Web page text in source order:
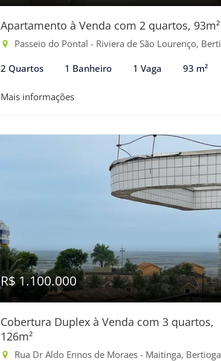
Apartamento à Venda com 2 quartos, 93m²
Passeio do Pontal - Riviera de São Lourenço, Bertioga-SP
2 Quartos 1 Banheiro 1 Vaga 93 m²
Mais informações
R$ 1.100.000
Cobertura Duplex à Venda com 3 quartos,
126m²
Rua Dr Aldo Ennos de Moraes - Maitinga, Bertioga-SP